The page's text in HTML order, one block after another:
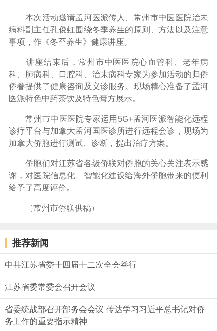
本次活动邀请孟河医派传人、常州市中医医院治未
病科副主任孔俊虹围绕冬季养生的原则、方法以及注意
事项，作《冬至养生》健康讲座。
讲座结束后，常州市中医医院心血管科、老年病
科、肺病科、口腔科、治未病科专家为参加活动的归侨
侨眷提供了健康咨询及义诊服务。现场精心准备了孟河
医派特色中药茶饮及特色膏方展示。
常州市中医医院专家运用5G+孟河医派智能化远程
诊疗平台与加拿大孟河国医诊所进行远程会诊，现场为
加拿大侨胞进行测试、诊断，提出治疗方案。
侨胞们对江苏省各级侨联对侨胞的关心关注表示感
谢，对医院信息化、智能化建设给海外侨胞带来的便利
给予了高度评价。
（常州市侨联供稿）
推荐新闻
中共江苏省委十四届十二次全会举行
江苏省委常委会召开会议
省委统战部召开部务会会议 传达学习习近平总书记对侨
务工作的重要指示精神